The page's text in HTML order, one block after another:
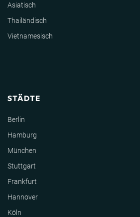
Asiatisch
Thailändisch
Vietnamesisch
STÄDTE
Berlin
Hamburg
München
Stuttgart
Frankfurt
Hannover
Köln